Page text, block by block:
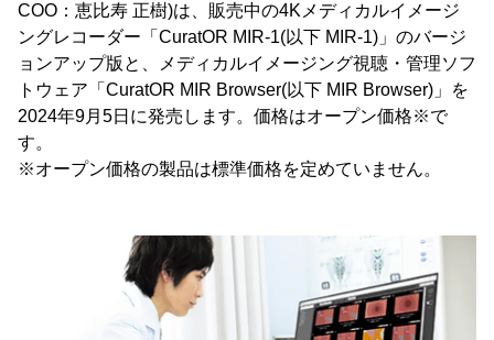
COO：恵比寿 正樹)は、販売中の4Kメディカルイメージ
ングレコーダー「CuratOR MIR-1(以下 MIR-1)」のバージ
ョンアップ版と、メディカルイメージング視聴・管理ソフ
トウェア「CuratOR MIR Browser(以下 MIR Browser)」を
2024年9月5日に発売します。価格はオープン価格※で
す。
※オープン価格の製品は標準価格を定めていません。